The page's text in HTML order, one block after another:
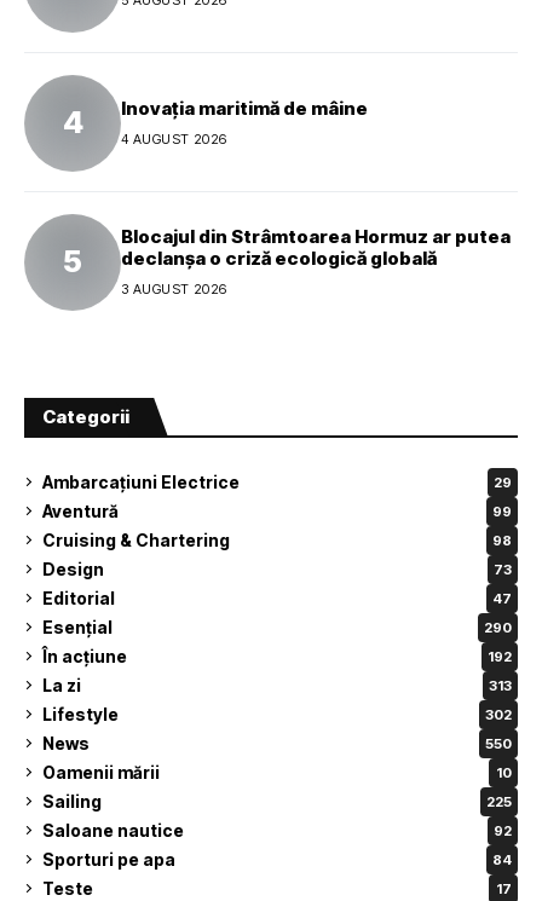
Inovația maritimă de mâine
4 AUGUST 2026
Blocajul din Strâmtoarea Hormuz ar putea
declanșa o criză ecologică globală
3 AUGUST 2026
Categorii
Ambarcațiuni Electrice 29
Aventură 99
Cruising & Chartering 98
Design 73
Editorial 47
Esențial 290
În acțiune 192
La zi 313
Lifestyle 302
News 550
Oamenii mării 10
Sailing 225
Saloane nautice 92
Sporturi pe apa 84
Teste 17